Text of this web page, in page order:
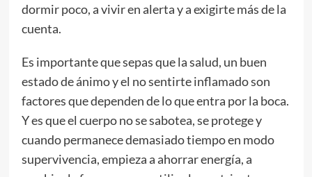
dormir poco, a vivir en alerta y a exigirte más de la
cuenta.
Es importante que sepas que la salud, un buen
estado de ánimo y el no sentirte inflamado son
factores que dependen de lo que entra por la boca.
Y es que el cuerpo no se sabotea, se protege y
cuando permanece demasiado tiempo en modo
supervivencia, empieza a ahorrar energía, a